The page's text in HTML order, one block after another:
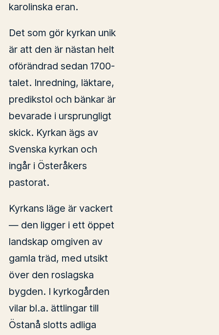
karolinska eran.
Det som gör kyrkan unik
är att den är nästan helt
oförändrad sedan 1700-
talet. Inredning, läktare,
predikstol och bänkar är
bevarade i ursprungligt
skick. Kyrkan ägs av
Svenska kyrkan och
ingår i Österåkers
pastorat.
Kyrkans läge är vackert
— den ligger i ett öppet
landskap omgiven av
gamla träd, med utsikt
över den roslagska
bygden. I kyrkogården
vilar bl.a. ättlingar till
Östanå slotts adliga